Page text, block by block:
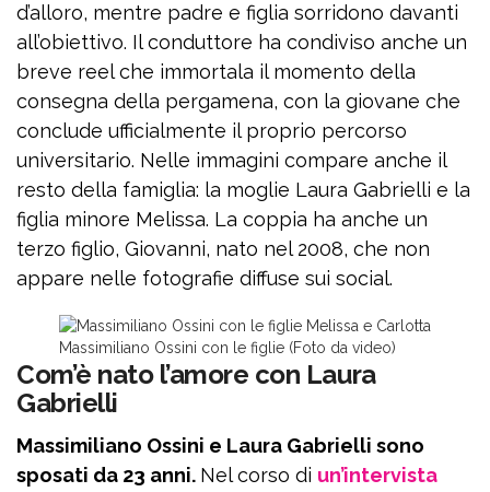
d’alloro, mentre padre e figlia sorridono davanti
all’obiettivo. Il conduttore ha condiviso anche un
breve reel che immortala il momento della
consegna della pergamena, con la giovane che
conclude ufficialmente il proprio percorso
universitario. Nelle immagini compare anche il
resto della famiglia: la moglie Laura Gabrielli e la
figlia minore Melissa. La coppia ha anche un
terzo figlio, Giovanni, nato nel 2008, che non
appare nelle fotografie diffuse sui social.
Massimiliano Ossini con le figlie (Foto da video)
Com’è nato l’amore con Laura
Gabrielli
Massimiliano Ossini e Laura Gabrielli sono
sposati da 23 anni. Nel corso di un’intervista